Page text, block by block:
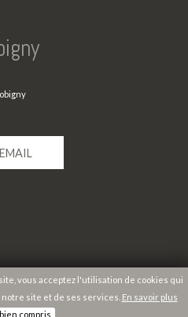
|Mentions légales
vous acceptez l'utilisation de cookies qui
site et de ses services. En savoir plus
compris